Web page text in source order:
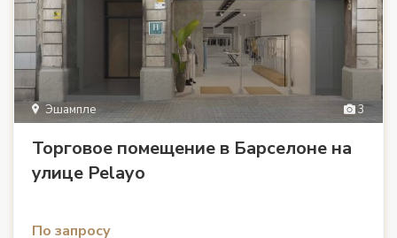
3
Эшампле
Торговое помещение в Барселоне на
улице Pelayo
По запросу